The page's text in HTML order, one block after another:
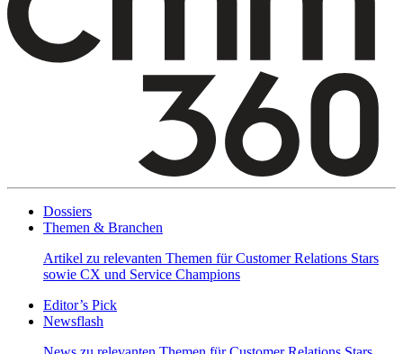
Dossiers
Themen & Branchen
Artikel zu relevanten Themen für Customer Relations Stars
sowie CX und Service Champions
Editor’s Pick
Newsflash